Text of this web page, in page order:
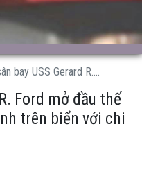
bay USS Gerard R....
Ford mở đầu thế
trên biển với chi